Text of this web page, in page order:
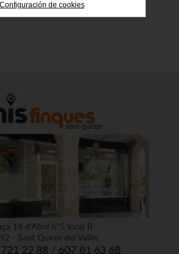
14 d'Abril nº5 local B
- Sant Quirze del Vallès
22 88 / 607 81 63 68
Configuración de cookies